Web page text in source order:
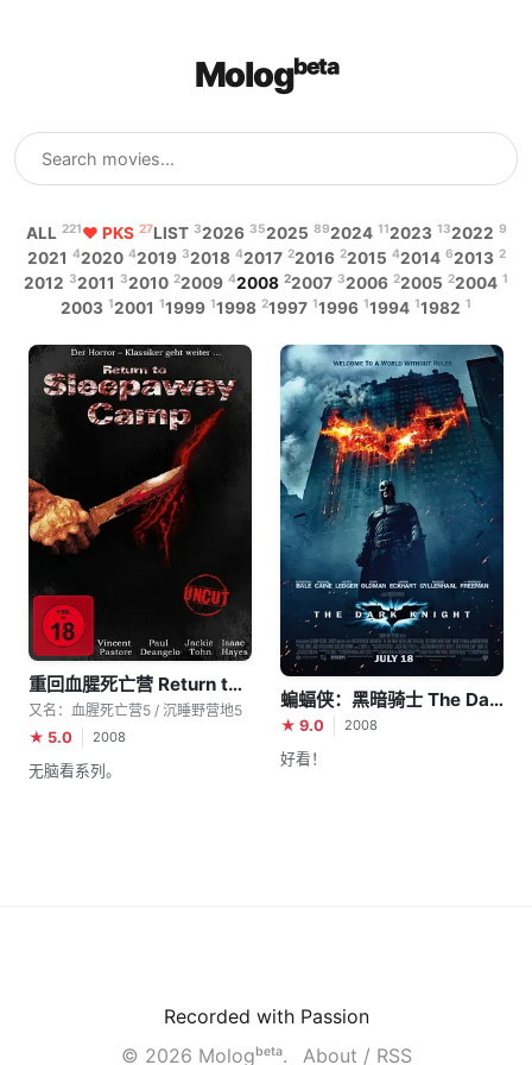
Mologᵇᵉᵗᵃ
ALL 221♥ PKS 27LIST 32026 352025 892024 112023 132022 9
2021 42020 42019 32018 42017 22016 22015 42014 62013 2
2012 32011 32010 22009 42008 22007 32006 22005 22004 1
2003 12001 11999 11998 21997 11996 11994 11982 1
重回血腥死亡营 Return to Sleepaway Camp
又名：血腥死亡营5 / 沉睡野营地5
★ 5.0
2008
无脑看系列。
蝙蝠侠：黑暗骑士 The Dark Knight
★ 9.0 2008
好看！
Recorded with Passion
© 2026 Mologᵇᵉᵗᵃ.
About / RSS